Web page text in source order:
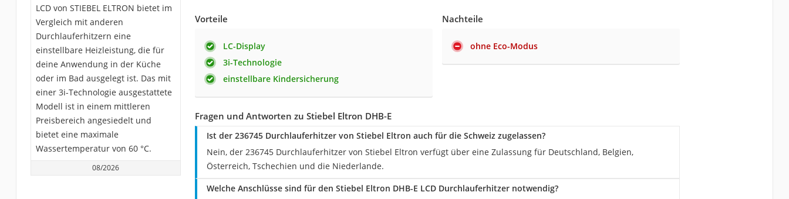
LCD von STIEBEL ELTRON bietet im
Vergleich mit anderen
Durchlauferhitzern eine
einstellbare Heizleistung, die für
deine Anwendung in der Küche
oder im Bad ausgelegt ist. Das mit
einer 3i-Technologie ausgestattete
Modell ist in einem mittleren
Preisbereich angesiedelt und
bietet eine maximale
Wassertemperatur von 60 °C.
08/2026
Vorteile
LC-Display
3i-Technologie
einstellbare Kindersicherung
Nachteile
ohne Eco-Modus
Fragen und Antworten zu Stiebel Eltron DHB-E
Ist der ‎236745 Durchlauferhitzer von Stiebel Eltron auch für die Schweiz zugelassen?
Nein, der ‎236745 Durchlauferhitzer von Stiebel Eltron verfügt über eine Zulassung für Deutschland, Belgien,
Österreich, Tschechien und die Niederlande.
Welche Anschlüsse sind für den Stiebel Eltron DHB-E LCD Durchlauferhitzer notwendig?